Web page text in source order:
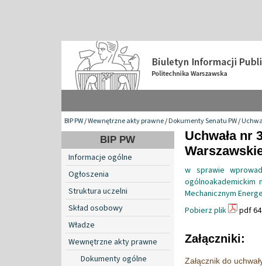
BIP PW/Wewnętrzne akty prawne/Dokumenty Senatu PW/
BIP PW
Informacje ogólne
Ogłoszenia
Struktura uczelni
Skład osobowy
Władze
Wewnętrzne akty prawne
Dokumenty ogólne
Uchwała nr
w sprawie
ogólnoakademickim
Mechanicznym
Pobierz plik
pdf
Załączniki:
Załącznik do